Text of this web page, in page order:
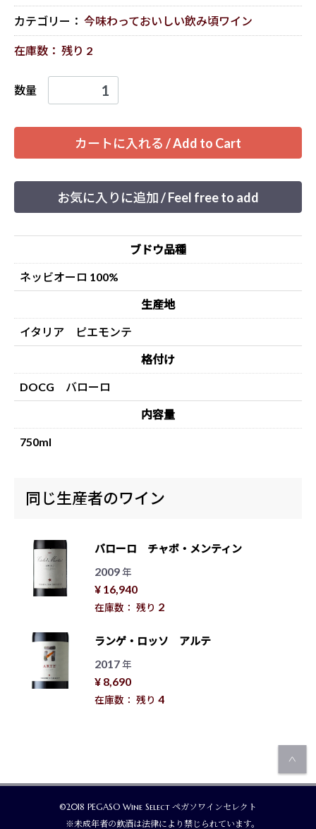
カテゴリー： 今味わっておいしい飲み頃ワイン
在庫数： 残り 2
数量
カートに入れる / Add to Cart
お気に入りに追加 / Feel free to add
ブドウ品種
ネッビオーロ 100%
生産地
イタリア ピエモンテ
格付け
DOCG バローロ
内容量
750ml
同じ生産者のワイン
バローロ チャボ・メンティン
2009年
¥ 16,940
在庫数： 残り 2
ランゲ・ロッソ アルテ
2017年
¥ 8,690
在庫数： 残り 4
©2018 PEGASO Wine Select ペガソワインセレクト
※未成年者の飲酒は法律により禁じられています。